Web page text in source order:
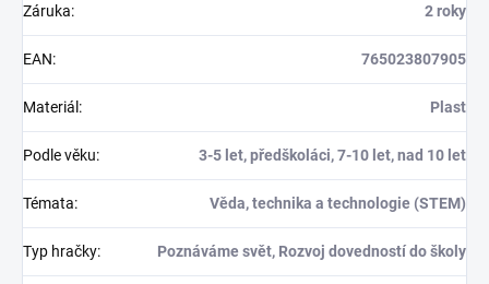
Záruka: 2 roky
EAN: 765023807905
Materiál : Plast
Podle věku: 3-5 let, předškoláci, 7-10 let, nad 10 let
Témata: Věda, technika a technologie (STEM)
Typ hračky: Poznáváme svět, Rozvoj dovedností do školy